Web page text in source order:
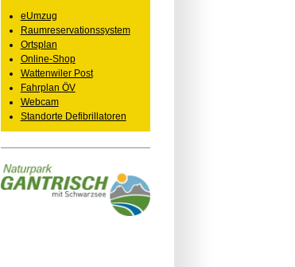
eUmzug
Raumreservationssystem
Ortsplan
Online-Shop
Wattenwiler Post
Fahrplan ÖV
Webcam
Standorte Defibrillatoren